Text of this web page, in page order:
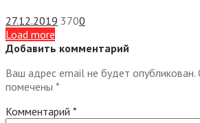
27.12.2019 3700
Load more
Добавить комментарий
Ваш адрес email не будет опубликован.
помечены *
Комментарий *